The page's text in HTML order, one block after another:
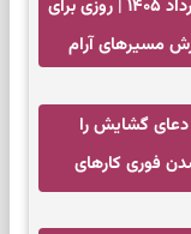
فال سرنوشت امروز جمعه ۱۶ مرداد ۱۴۰۵ | روزی برای
مسیرهای آرام
گشایش را
فوری کارهای